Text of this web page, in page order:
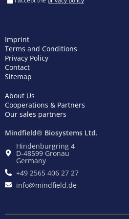
Imprint
Terms and Conditions
Privacy Policy
Contact
Sitemap
About Us
Cooperations & Partners
Our sales partners
Mindfield® Biosystems Ltd.
Hindenburgring 4
D-48599 Gronau
Germany
+49 2565 406 27 27
info@mindfield.de